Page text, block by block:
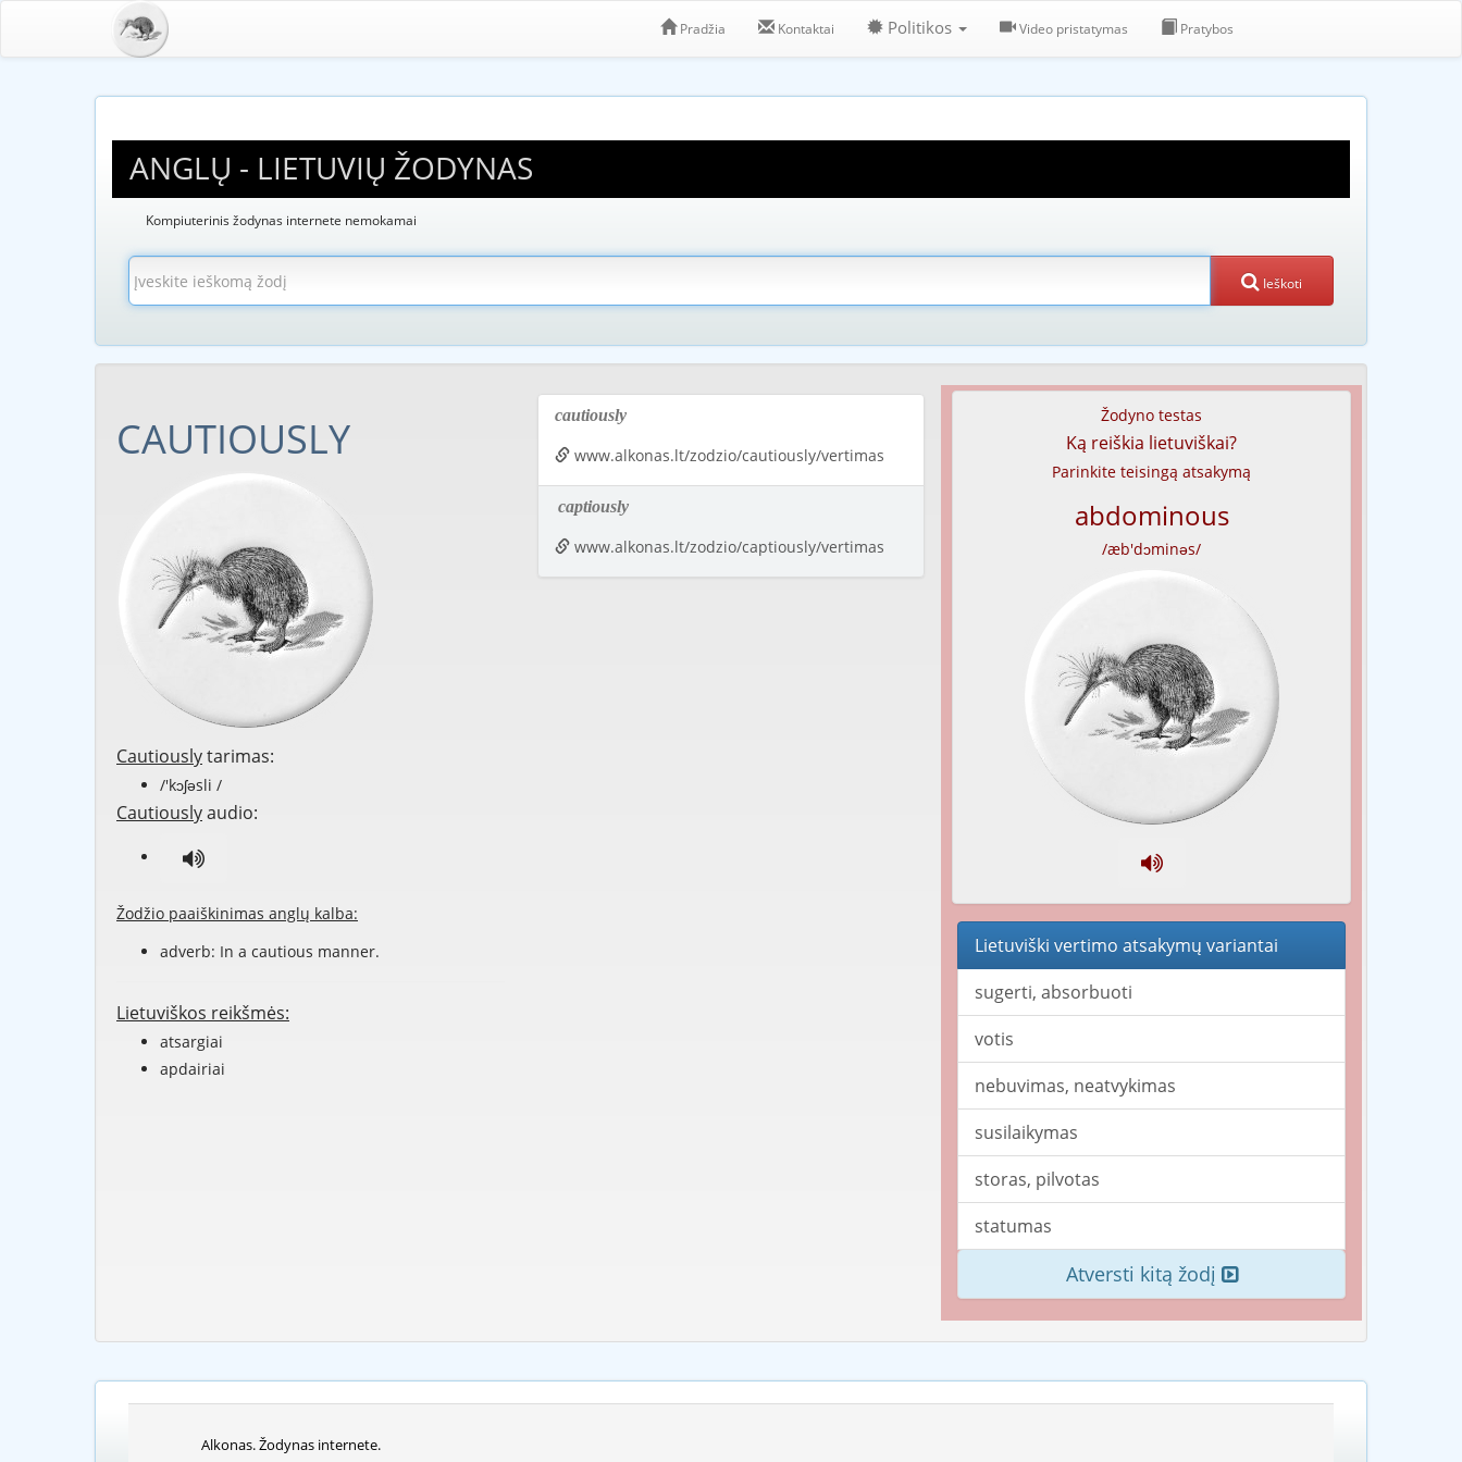
Pradžia Kontaktai Politikos Video pristatymas Pratybos
ANGLŲ - LIETUVIŲ ŽODYNAS
Kompiuterinis žodynas internete nemokamai
Ieškoti
CAUTIOUSLY
Cautiouslytarimas:
/'kɔʃəsli /
Cautiouslyaudio:
Žodžio paaiškinimas anglų kalba:
adverb: In a cautious manner.
Lietuviškos reikšmės:
atsargiai
apdairiai
cautiously
www.alkonas.lt/zodzio/cautiously/vertimas
captiously
www.alkonas.lt/zodzio/captiously/vertimas
Žodyno testas
Ką reiškia lietuviškai?
Parinkite teisingą atsakymą
abdominous
/æb'dɔminəs/
Lietuviški vertimo atsakymų variantai
sugerti, absorbuoti
votis
nebuvimas, neatvykimas
susilaikymas
storas, pilvotas
statumas
Atversti kitą žodį
Alkonas. Žodynas internete.